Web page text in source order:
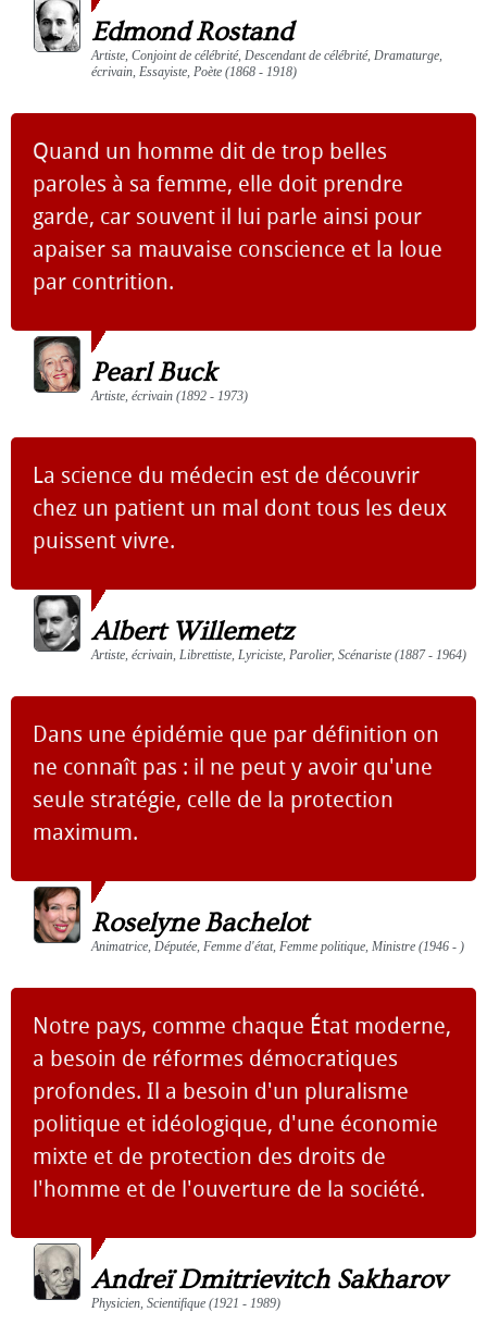
Edmond Rostand
Artiste, Conjoint de célébrité, Descendant de célébrité, Dramaturge,
écrivain, Essayiste, Poète (1868 - 1918)
Quand un homme dit de trop belles
paroles à sa femme, elle doit prendre
garde, car souvent il lui parle ainsi pour
apaiser sa mauvaise conscience et la loue
par contrition.
Pearl Buck
Artiste, écrivain (1892 - 1973)
La science du médecin est de découvrir
chez un patient un mal dont tous les deux
puissent vivre.
Albert Willemetz
Artiste, écrivain, Librettiste, Lyriciste, Parolier, Scénariste (1887 - 1964)
Dans une épidémie que par définition on
ne connaît pas : il ne peut y avoir qu'une
seule stratégie, celle de la protection
maximum.
Roselyne Bachelot
Animatrice, Députée, Femme d'état, Femme politique, Ministre (1946 - )
Notre pays, comme chaque État moderne,
a besoin de réformes démocratiques
profondes. Il a besoin d'un pluralisme
politique et idéologique, d'une économie
mixte et de protection des droits de
l'homme et de l'ouverture de la société.
Andreï Dmitrievitch Sakharov
Physicien, Scientifique (1921 - 1989)